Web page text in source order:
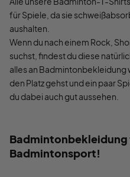
für Spiele, da sie
aushalten.
Wenn du nach einem Rock,
suchst, findest du diese
alles an Badmintonbekleidung
den Platz gehst und ein paar
du dabei auch gut aussehen.
Badmintonbekleidung
Badmintonsport!